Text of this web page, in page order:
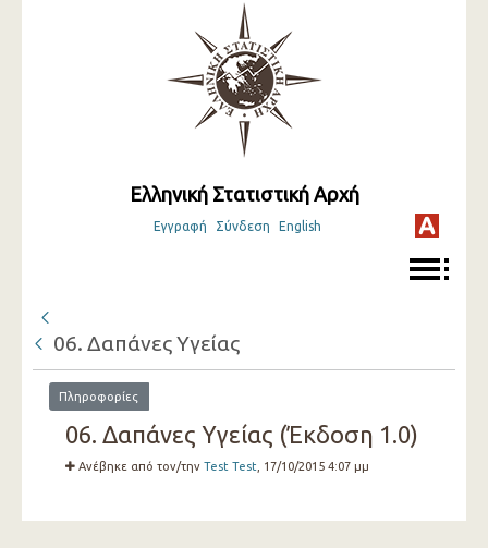
Ελληνική Στατιστική Αρχή
Εγγραφή Σύνδεση English
06. Δαπάνες Υγείας
Πληροφορίες
06. Δαπάνες Υγείας (Έκδοση 1.0)
Ανέβηκε από τον/την Test Test , 17/10/2015 4:07 μμ